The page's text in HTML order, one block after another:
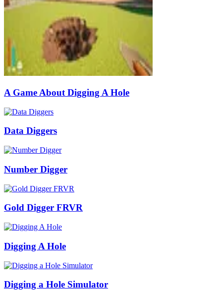
A Game About Digging A Hole
Data Diggers
Number Digger
Gold Digger FRVR
Digging A Hole
Digging a Hole Simulator